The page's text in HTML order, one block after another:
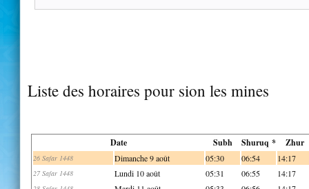
Liste des horaires pour sion les mines
Date Subh Shuruq * Zhur
26 Safar 1448 Dimanche 9 août 05:30 06:54 14:17
27 Safar 1448 Lundi 10 août 05:31 06:55 14:17